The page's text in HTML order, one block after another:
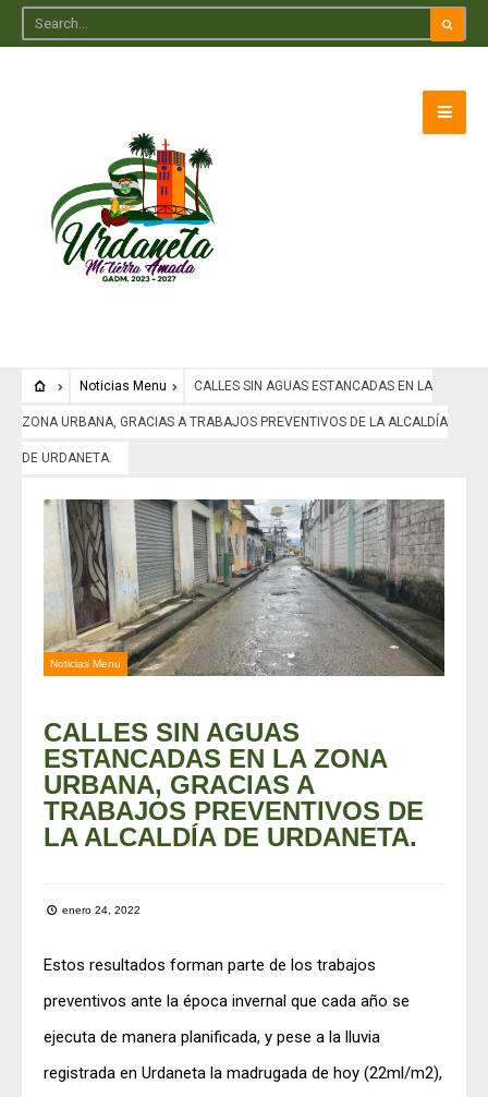
Noticias Menu CALLES SIN AGUAS ESTANCADAS EN LA
ZONA URBANA, GRACIAS A TRABAJOS PREVENTIVOS DE LA ALCALDÍA
DE URDANETA.
Noticias Menu
CALLES SIN AGUAS
ESTANCADAS EN LA ZONA
URBANA, GRACIAS A
TRABAJOS PREVENTIVOS DE
LA ALCALDÍA DE URDANETA.
enero 24, 2022
Estos resultados forman parte de los trabajos
preventivos ante la época invernal que cada año se
ejecuta de manera planificada, y pese a la lluvia
registrada en Urdaneta la madrugada de hoy (22ml/m2),